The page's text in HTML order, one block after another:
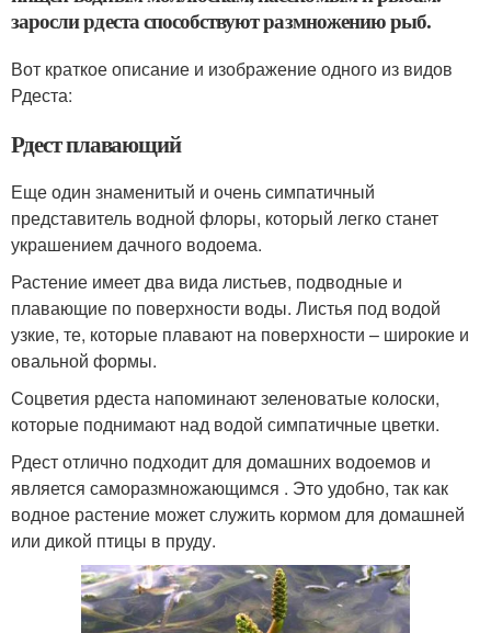
заросли рдеста способствуют размножению рыб.
Вот краткое описание и изображение одного из видов
Рдеста:
Рдест плавающий
Еще один знаменитый и очень симпатичный
представитель водной флоры, который легко станет
украшением дачного водоема.
Растение имеет два вида листьев, подводные и
плавающие по поверхности воды. Листья под водой
узкие, те, которые плавают на поверхности – широкие и
овальной формы.
Соцветия рдеста напоминают зеленоватые колоски,
которые поднимают над водой симпатичные цветки.
Рдест отлично подходит для домашних водоемов и
является саморазмножающимся . Это удобно, так как
водное растение может служить кормом для домашней
или дикой птицы в пруду.